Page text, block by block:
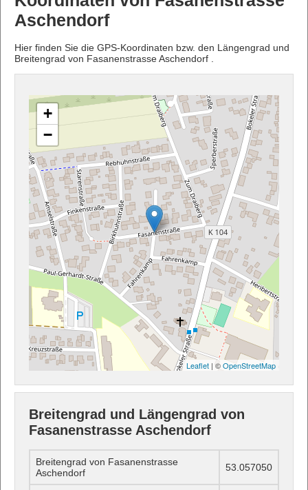
Aschendorf
Hier finden Sie die GPS-Koordinaten bzw. den Längengrad und
Breitengrad von Fasanenstrasse Aschendorf .
+
−
Leaflet | ©OpenStreetMap
Breitengrad und Längengrad von
Fasanenstrasse Aschendorf
Breitengrad von Fasanenstrasse
Aschendorf
53.057050